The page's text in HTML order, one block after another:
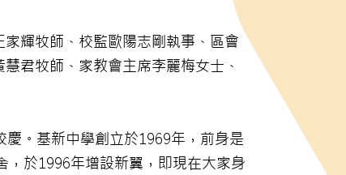
輝牧師、校監歐陽志剛執事、區會
君牧師、家教會主席李麗梅女士、
。基新中學創立於1969年，前身是
於1996年增設新翼，即現在大家身